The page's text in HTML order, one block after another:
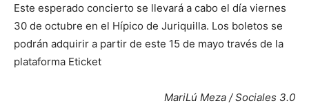
Este esperado concierto se llevará a cabo el día viernes
30 de octubre en el Hípico de Juriquilla. Los boletos se
podrán adquirir a partir de este 15 de mayo través de la
plataforma Eticket
MariLú Meza / Sociales 3.0